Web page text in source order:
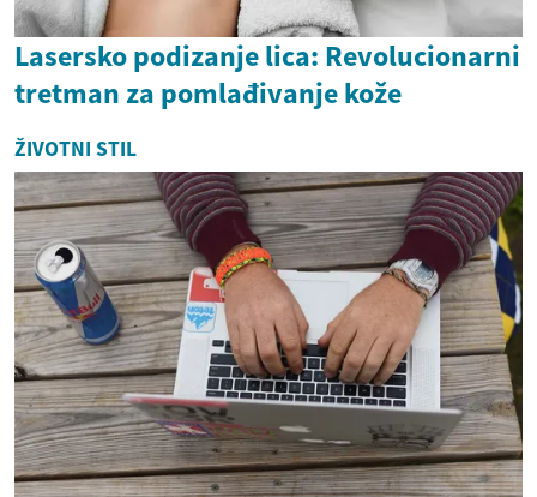
Lasersko podizanje lica: Revolucionarni
tretman za pomlađivanje kože
ŽIVOTNI STIL